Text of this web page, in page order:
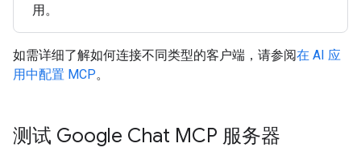
用。
如需详细了解如何连接不同类型的客户端，请参阅在 AI 应
用中配置 MCP。
测试 Google Chat MCP 服务器